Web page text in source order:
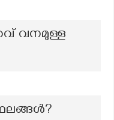
വനമുള്ള